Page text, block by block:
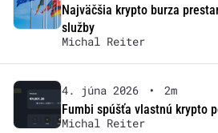
Najväčšia krypto burza
služby
Michal Reiter
4. júna 2026 •
2m
Fumbi spúšťa vlastnú krypto
Michal Reiter